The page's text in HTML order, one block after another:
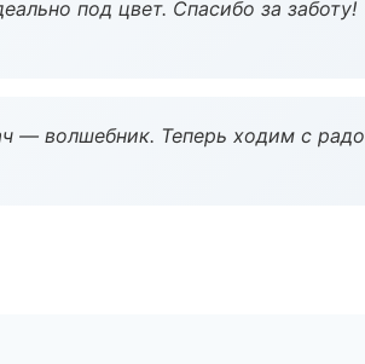
под цвет. Спасибо за заботу!
— волшебник. Теперь ходим с